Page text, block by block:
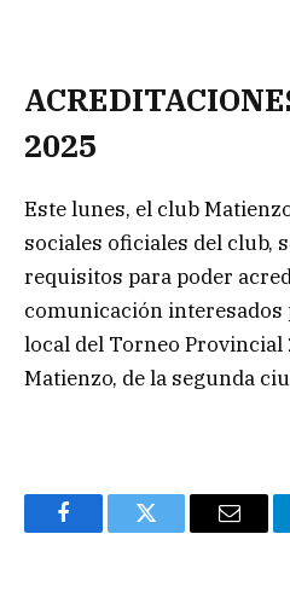
2025
Este lunes, el club
sociales oficiales del club,
requisitos para poder
comunicación interesados
local del Torneo
Matienzo, de la segunda
FacebookTwitter Email